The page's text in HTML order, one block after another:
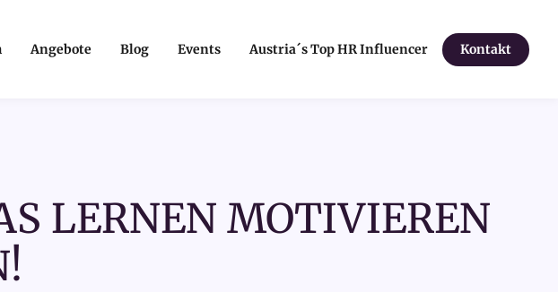
Angebote Blog Events Austria´s Top HR Influencer Kontakt
LERNEN MOTIVIEREN